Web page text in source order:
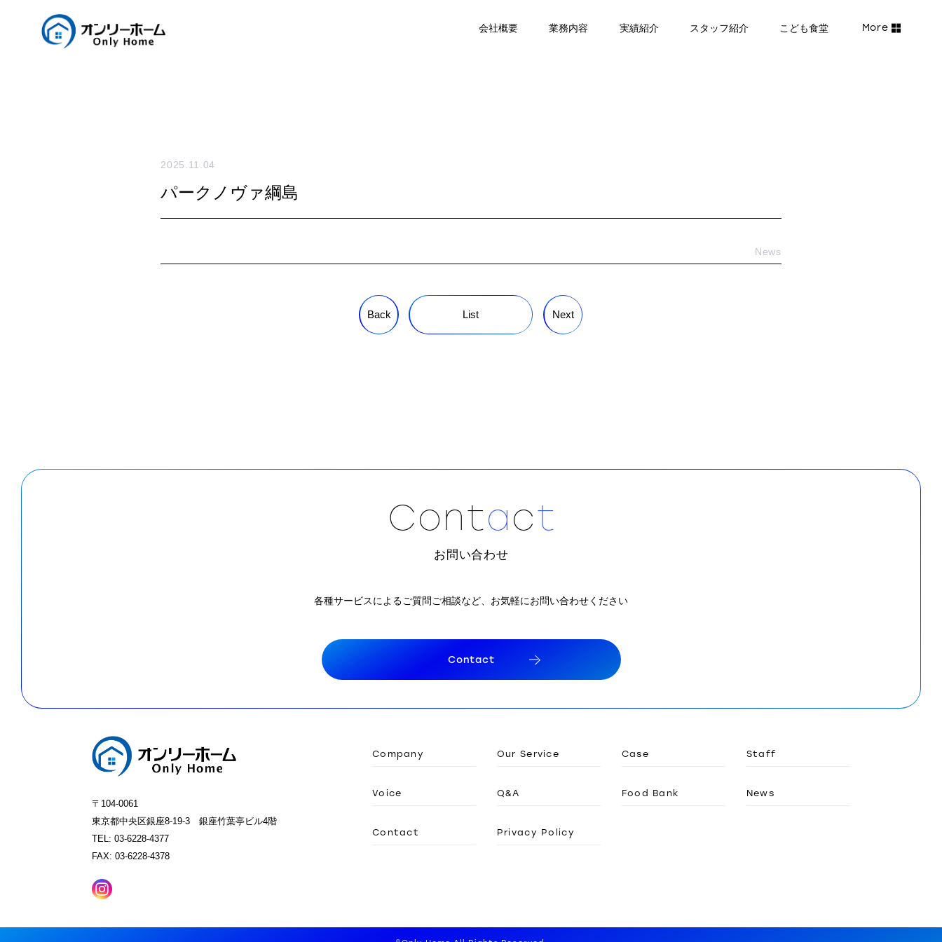
会社概要 業務内容 実績紹介 スタッフ紹介 こども食堂
2025.11.04
パークノヴァ綱島
News
Back List Next
Contact
お問い合わせ
各種サービスによるご質問ご相談など、 お気軽にお問い合わせください
Contact
〒104-0061
東京都中央区銀座8-19-3 銀座竹葉亭ビル4階
TEL: 03-6228-4377
FAX: 03-6228-4378
Company Our Service Case Staff
Voice Q&A Food Bank News
Contact Privacy Policy